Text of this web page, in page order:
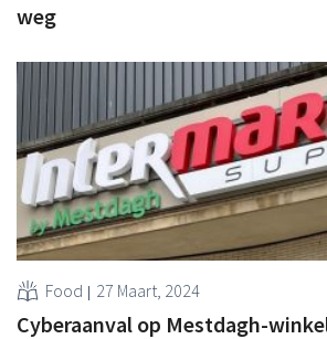
weg
Food 27 Maart, 2024
Cyberaanval op Mestdagh-